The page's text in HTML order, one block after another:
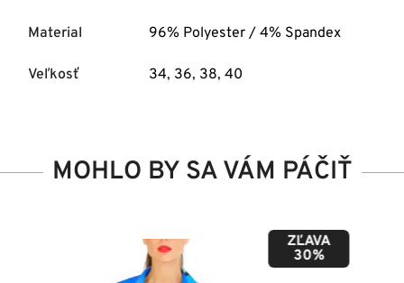
Material 96% Polyester / 4% Spandex
Veľkosť 34, 36, 38, 40
MOHLO BY SA VÁM PÁČIŤ
ZĽAVA